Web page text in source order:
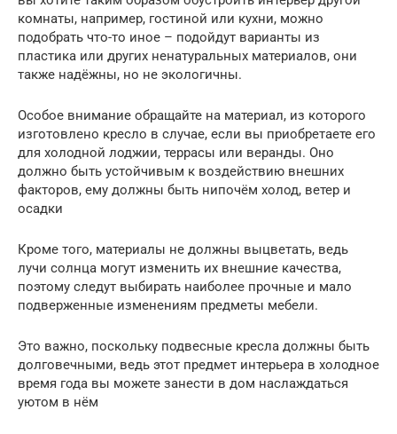
комнаты, например, гостиной или кухни, можно
подобрать что-то иное – подойдут варианты из
пластика или других ненатуральных материалов, они
также надёжны, но не экологичны.
Особое внимание обращайте на материал, из которого
изготовлено кресло в случае, если вы приобретаете его
для холодной лоджии, террасы или веранды. Оно
должно быть устойчивым к воздействию внешних
факторов, ему должны быть нипочём холод, ветер и
осадки
Кроме того, материалы не должны выцветать, ведь
лучи солнца могут изменить их внешние качества,
поэтому следут выбирать наиболее прочные и мало
подверженные изменениям предметы мебели.
Это важно, поскольку подвесные кресла должны быть
долговечными, ведь этот предмет интерьера в холодное
время года вы можете занести в дом наслаждаться
уютом в нём